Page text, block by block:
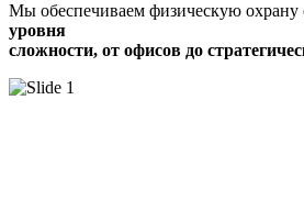
Мы обеспечиваем физическую охрану
уровня
сложности, от офисов до